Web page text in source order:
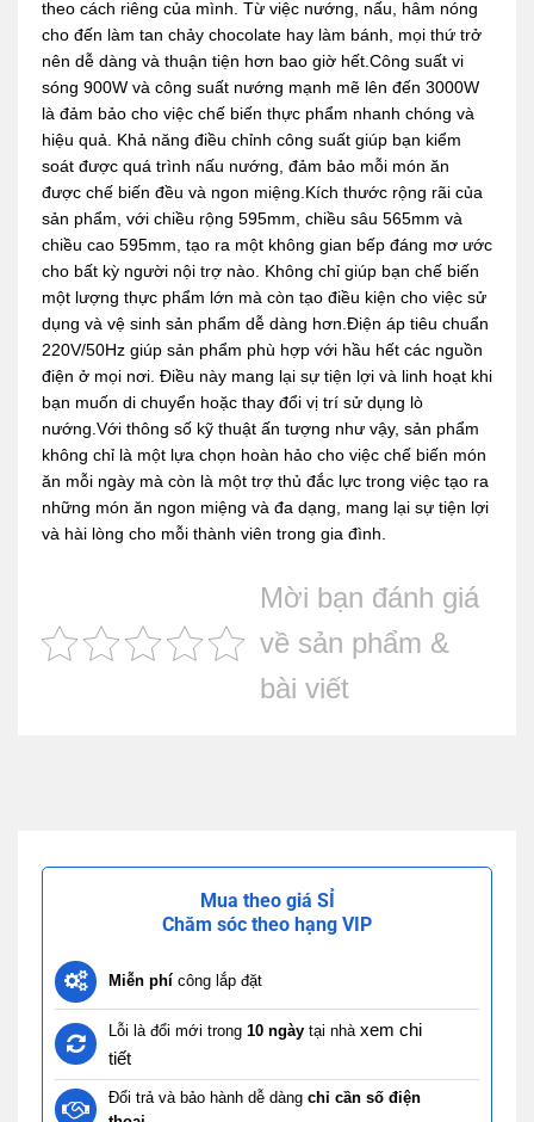
theo cách riêng của mình. Từ việc nướng, nấu, hâm nóng
cho đến làm tan chảy chocolate hay làm bánh, mọi thứ trở
nên dễ dàng và thuận tiện hơn bao giờ hết.Công suất vi
sóng 900W và công suất nướng mạnh mẽ lên đến 3000W
là đảm bảo cho việc chế biến thực phẩm nhanh chóng và
hiệu quả. Khả năng điều chỉnh công suất giúp bạn kiểm
soát được quá trình nấu nướng, đảm bảo mỗi món ăn
được chế biến đều và ngon miệng.Kích thước rộng rãi của
sản phẩm, với chiều rộng 595mm, chiều sâu 565mm và
chiều cao 595mm, tạo ra một không gian bếp đáng mơ ước
cho bất kỳ người nội trợ nào. Không chỉ giúp bạn chế biến
một lượng thực phẩm lớn mà còn tạo điều kiện cho việc sử
dụng và vệ sinh sản phẩm dễ dàng hơn.Điện áp tiêu chuẩn
220V/50Hz giúp sản phẩm phù hợp với hầu hết các nguồn
điện ở mọi nơi. Điều này mang lại sự tiện lợi và linh hoạt khi
bạn muốn di chuyển hoặc thay đổi vị trí sử dụng lò
nướng.Với thông số kỹ thuật ấn tượng như vậy, sản phẩm
không chỉ là một lựa chọn hoàn hảo cho việc chế biến món
ăn mỗi ngày mà còn là một trợ thủ đắc lực trong việc tạo ra
những món ăn ngon miệng và đa dạng, mang lại sự tiện lợi
và hài lòng cho mỗi thành viên trong gia đình.
Mời bạn đánh giá
về sản phẩm &
bài viết
Mua theo giá SỈ
Chăm sóc theo hạng VIP
Miễn phí công lắp đặt
Lỗi là đổi mới trong 10 ngày tại nhà xem chi
tiết
Đổi trả và bảo hành dễ dàng chỉ cần số điện